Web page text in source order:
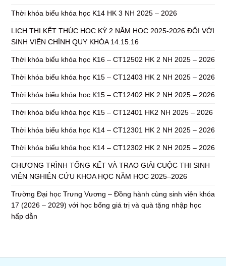
Thời khóa biểu khóa học K14 HK 3 NH 2025 – 2026
LỊCH THI KẾT THÚC HỌC KỲ 2 NĂM HỌC 2025-2026 ĐỐI VỚI
SINH VIÊN CHÍNH QUY KHÓA 14.15.16
Thời khóa biểu khóa học K16 – CT12502 HK 2 NH 2025 – 2026
Thời khóa biểu khóa học K15 – CT12403 HK 2 NH 2025 – 2026
Thời khóa biểu khóa học K15 – CT12402 HK 2 NH 2025 – 2026
Thời khóa biểu khóa học K15 – CT12401 HK2 NH 2025 – 2026
Thời khóa biểu khóa học K14 – CT12301 HK 2 NH 2025 – 2026
Thời khóa biểu khóa học K14 – CT12302 HK 2 NH 2025 – 2026
CHƯƠNG TRÌNH TỔNG KẾT VÀ TRAO GIẢI CUỘC THI SINH
VIÊN NGHIÊN CỨU KHOA HỌC NĂM HỌC 2025–2026
Trường Đại học Trưng Vương – Đồng hành cùng sinh viên khóa
17 (2026 – 2029) với học bổng giá trị và quà tặng nhập học
hấp dẫn